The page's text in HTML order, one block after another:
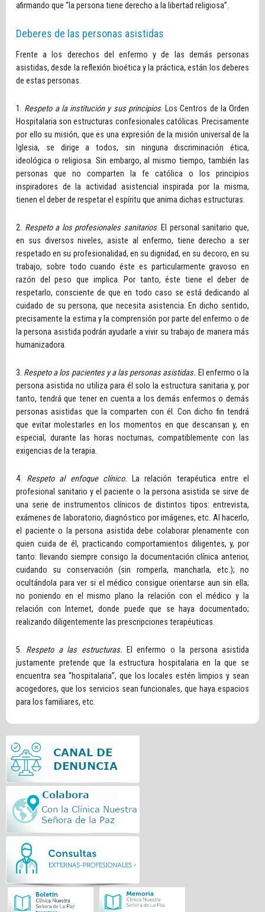
afirmando que “la persona tiene derecho a la libertad religiosa”.
Deberes de las personas asistidas
Frente a los derechos del enfermo y de las demás personas
asistidas, desde la reflexión bioética y la práctica, están los deberes
de estas personas.
1. Respeto a la institución y sus principios. Los Centros de la Orden
Hospitalaria son estructuras confesionales católicas. Precisamente
por ello su misión, que es una expresión de la misión universal de la
Iglesia, se dirige a todos, sin ninguna discriminación ética,
ideológica o religiosa. Sin embargo, al mismo tiempo, también las
personas que no comparten la fe católica o los principios
inspiradores de la actividad asistencial inspirada por la misma,
tienen el deber de respetar el espíritu que anima dichas estructuras.
2. Respeto a los profesionales sanitarios. El personal sanitario que,
en sus diversos niveles, asiste al enfermo, tiene derecho a ser
respetado en su profesionalidad, en su dignidad, en su decoro, en su
trabajo, sobre todo cuando éste es particularmente gravoso en
razón del peso que implica. Por tanto, éste tiene el deber de
respetarlo, consciente de que en todo caso se está dedicando al
cuidado de su persona, que necesita asistencia. En dicho sentido,
precisamente la estima y la comprensión por parte del enfermo o de
la persona asistida podrán ayudarle a vivir su trabajo de manera más
humanizadora.
3. Respeto a los pacientes y a las personas asistidas. El enfermo o la
persona asistida no utiliza para él solo la estructura sanitaria y, por
tanto, tendrá que tener en cuenta a los demás enfermos o demás
personas asistidas que la comparten con él. Con dicho fin tendrá
que evitar molestarles en los momentos en que descansan y, en
especial, durante las horas nocturnas, compatiblemente con las
exigencias de la terapia.
4. Respeto al enfoque clínico. La relación terapéutica entre el
profesional sanitario y el paciente o la persona asistida se sirve de
una serie de instrumentos clínicos de distintos tipos: entrevista,
exámenes de laboratorio, diagnóstico por imágenes, etc. Al hacerlo,
el paciente o la persona asistida debe colaborar plenamente con
quien cuida de él, practicando comportamientos diligentes, y, por
tanto: llevando siempre consigo la documentación clínica anterior,
cuidando su conservación (sin romperla, mancharla, etc.); no
ocultándola para ver si el médico consigue orientarse aun sin ella;
no poniendo en el mismo plano la relación con el médico y la
relación con Internet, donde puede que se haya documentado;
realizando diligentemente las prescripciones terapéuticas.
5. Respeto a las estructuras. El enfermo o la persona asistida
justamente pretende que la estructura hospitalaria en la que se
encuentra sea “hospitalaria”, que los locales estén limpios y sean
acogedores, que los servicios sean funcionales, que haya espacios
para los familiares, etc.